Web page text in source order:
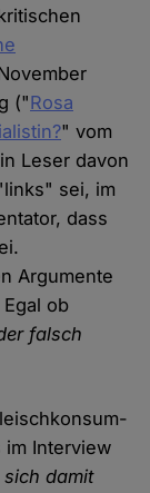
("Rosa
" vom
Leser davon
sei, im
dass
Argumente
ob
falsch
im Interview
sich damit